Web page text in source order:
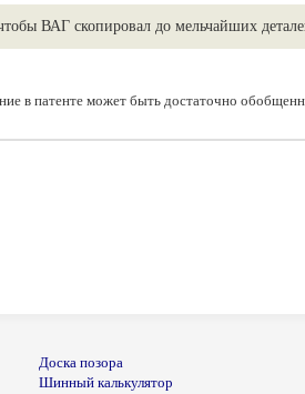
ВАГ скопировал до мельчайших
в патенте может быть достаточно
Доска позора
Шинный калькулятор